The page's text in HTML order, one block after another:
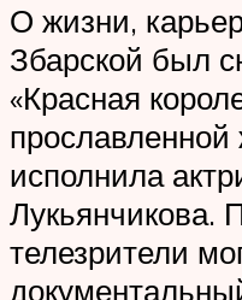
О жизни,
Збарской был
«Красная
исполнила
Лукьянчикова.
телезрители